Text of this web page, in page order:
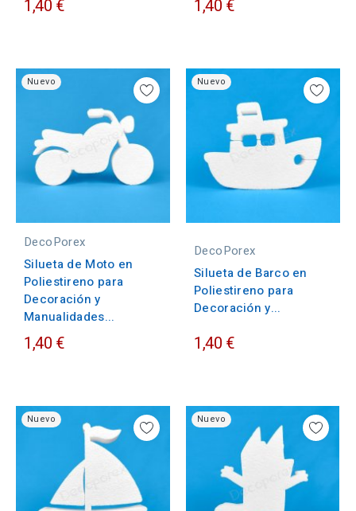
1,40 € 1,40 €
Nuevo
DecoPorex
Silueta de Moto en
Poliestireno para
Decoración y
Manualidades...
1,40 €
Nuevo
DecoPorex
Silueta de Barco en
Poliestireno para
Decoración y...
1,40 €
Nuevo Nuevo